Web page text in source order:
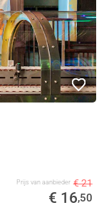
Prijs van aanbieder € 21
€ 16,50